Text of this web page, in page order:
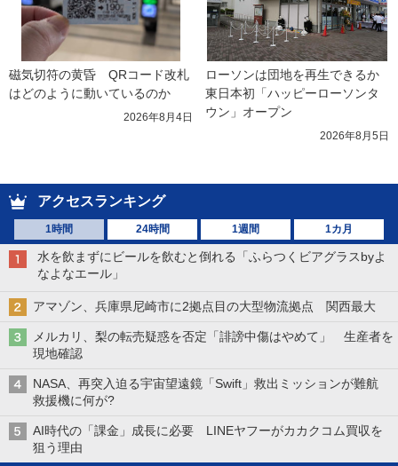
磁気切符の黄昏　QRコード改札
はどのように動いているのか
2026年8月4日
ローソンは団地を再生できるか
東日本初「ハッピーローソンタ
ウン」オープン
2026年8月5日
アクセスランキング
1時間 24時間 1週間 1カ月
水を飲まずにビールを飲むと倒れる「ふらつくビアグラスbyよ
なよなエール」
アマゾン、兵庫県尼崎市に2拠点目の大型物流拠点 関西最大
メルカリ、梨の転売疑惑を否定「誹謗中傷はやめて」 生産者を
現地確認
NASA、再突入迫る宇宙望遠鏡「Swift」救出ミッションが難航
救援機に何が?
AI時代の「課金」成長に必要 LINEヤフーがカカクコム買収を
狙う理由